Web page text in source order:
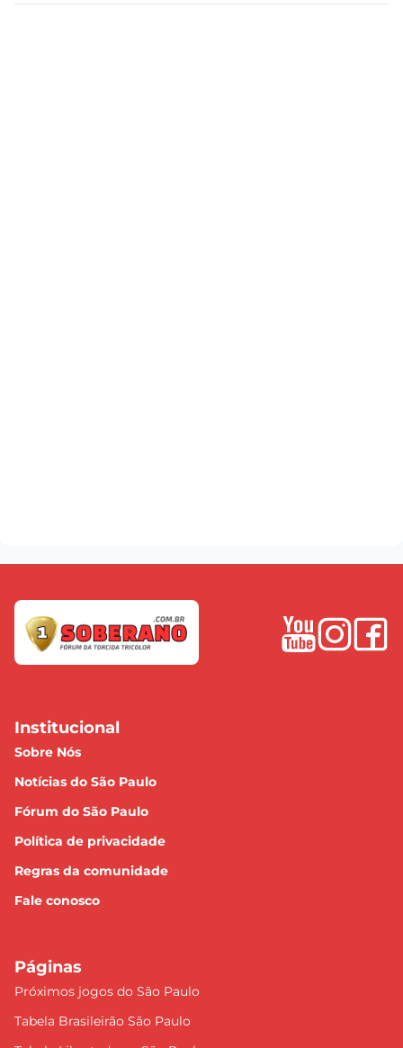
Institucional
Sobre Nós
Notícias do São Paulo
Fórum do São Paulo
Política de privacidade
Regras da comunidade
Fale conosco
Páginas
Próximos jogos do São Paulo
Tabela Brasileirão São Paulo